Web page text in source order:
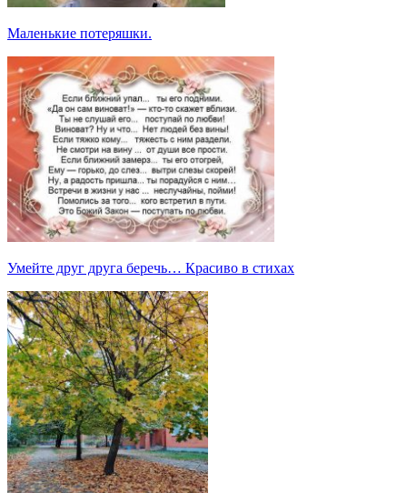
Маленькие потеряшки.
Умейте друг друга беречь… Красиво в стихах